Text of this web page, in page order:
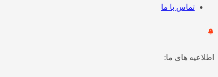
تماس با ما
های ما: